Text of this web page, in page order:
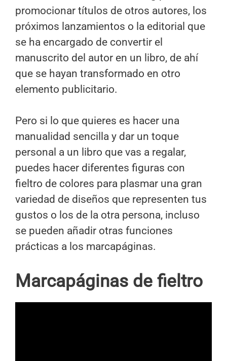
promocionar títulos de otros autores, los
próximos lanzamientos o la editorial que
se ha encargado de convertir el
manuscrito del autor en un libro, de ahí
que se hayan transformado en otro
elemento publicitario.
Pero si lo que quieres es hacer una
manualidad sencilla y dar un toque
personal a un libro que vas a regalar,
puedes hacer diferentes figuras con
fieltro de colores para plasmar una gran
variedad de diseños que representen tus
gustos o los de la otra persona, incluso
se pueden añadir otras funciones
prácticas a los marcapáginas.
Marcapáginas de fieltro